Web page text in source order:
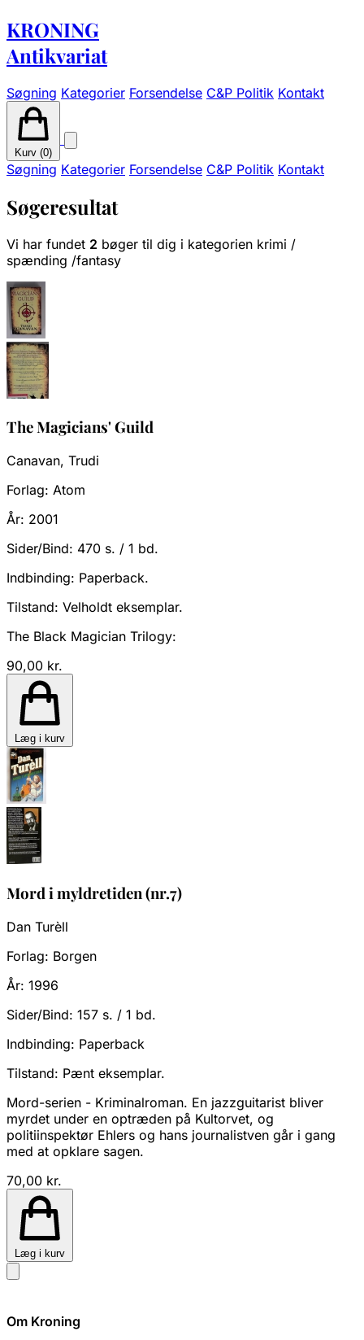
KRONING
Antikvariat
Søgning Kategorier Forsendelse C&P Politik Kontakt
Kurv (0)
Søgning Kategorier Forsendelse C&P Politik Kontakt
Søgeresultat
Vi har fundet 2 bøger til dig i kategorien krimi /
spænding /fantasy
The Magicians' Guild
Canavan, Trudi
Forlag: Atom
År: 2001
Sider/Bind: 470 s. / 1 bd.
Indbinding: Paperback.
Tilstand: Velholdt eksemplar.
The Black Magician Trilogy:
90,00 kr.
Læg i kurv
Mord i myldretiden (nr.7)
Dan Turèll
Forlag: Borgen
År: 1996
Sider/Bind: 157 s. / 1 bd.
Indbinding: Paperback
Tilstand: Pænt eksemplar.
Mord-serien - Kriminalroman. En jazzguitarist bliver
myrdet under en optræden på Kultorvet, og
politiinspektør Ehlers og hans journalistven går i gang
med at opklare sagen.
70,00 kr.
Læg i kurv
Om Kroning